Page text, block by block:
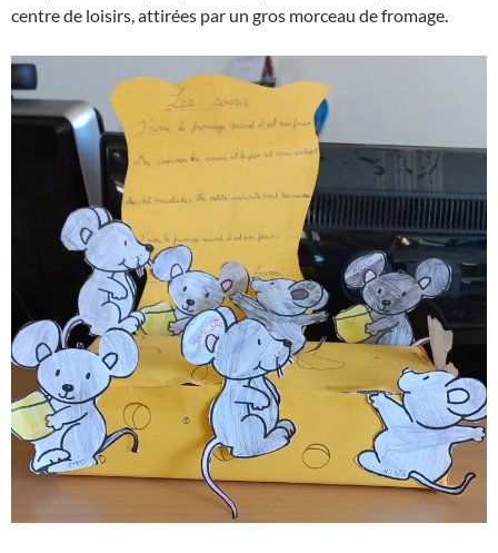
centre de loisirs, attirées par un gros morceau de fromage.